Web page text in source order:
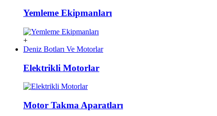
Yemleme Ekipmanları
+
Deniz Botları Ve Motorlar
Elektrikli Motorlar
Motor Takma Aparatları